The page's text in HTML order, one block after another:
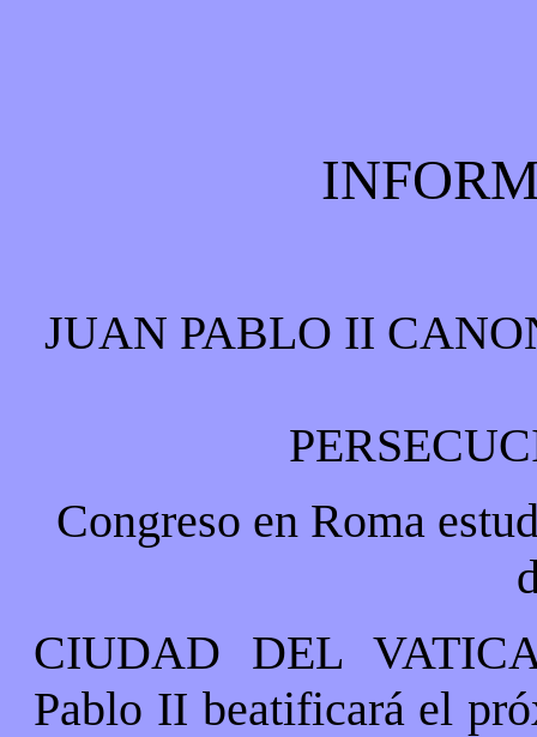
JUAN PABLO II
Congreso en Roma
CIUDAD DEL
Pablo II beatificará el